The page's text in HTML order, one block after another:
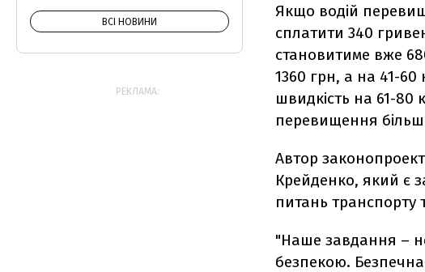
Якщо водій
сплатити 340
становитиме вже
1360 грн, а на 41-
швидкість на 61-80
перевищення
Автор
Крейденко, який є
питань транспорту
"Наше завдання –
безпекою. Безпечна
ВСІ НОВИНИ
РЕКЛАМА: